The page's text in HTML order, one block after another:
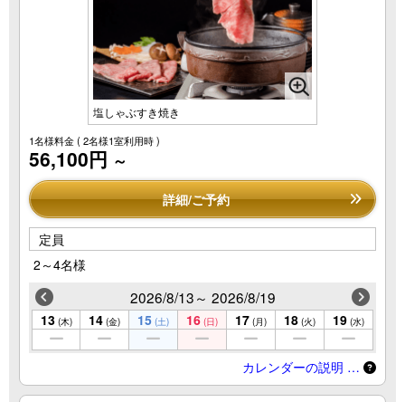
塩しゃぶすき焼き
1名様料金( 2名様1室利用時 )
56,100円 ～
詳細/ご予約
定員
2～4名様
2026/8/13～ 2026/8/19
13 (木) 14 (金) 15 (土) 16 (日) 17 (月) 18 (火) 19 (水)
カレンダーの説明 …